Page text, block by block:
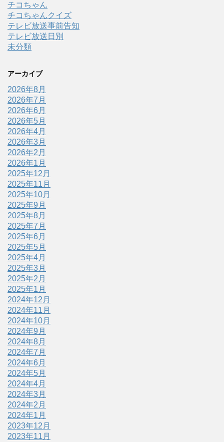
チコちゃん
チコちゃんクイズ
テレビ放送事前告知
テレビ放送日別
未分類
アーカイブ
2026年8月
2026年7月
2026年6月
2026年5月
2026年4月
2026年3月
2026年2月
2026年1月
2025年12月
2025年11月
2025年10月
2025年9月
2025年8月
2025年7月
2025年6月
2025年5月
2025年4月
2025年3月
2025年2月
2025年1月
2024年12月
2024年11月
2024年10月
2024年9月
2024年8月
2024年7月
2024年6月
2024年5月
2024年4月
2024年3月
2024年2月
2024年1月
2023年12月
2023年11月